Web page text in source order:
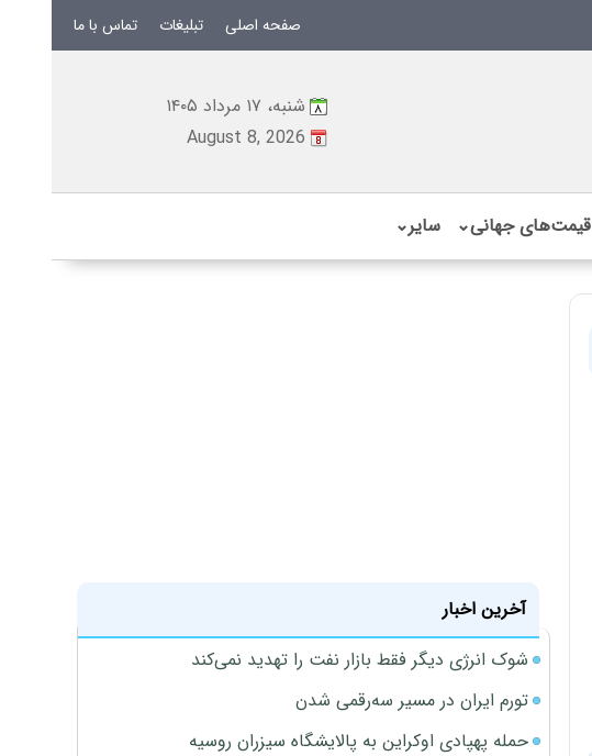
صفحه اصلی تبلیغات تماس با ما
شنبه، ۱۷ مرداد ۱۴۰۵
August 8, 2026
قیمت‌های جهانی⌄ سایر⌄
آخرین اخبار
شوک انرژی دیگر فقط بازار نفت را تهدید نمی‌کند
تورم ایران در مسیر سه‌رقمی شدن
حمله پهپادی اوکراین به پالایشگاه سیزران روسیه